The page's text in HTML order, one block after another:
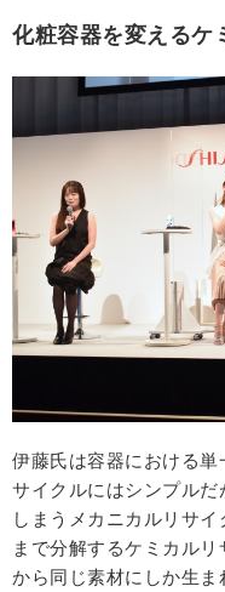
化粧容器を変えるケ
伊藤氏は容器における単
サイクルにはシンプル
しまうメカニカルリサ
まで分解するケミカル
から同じ素材にしか生